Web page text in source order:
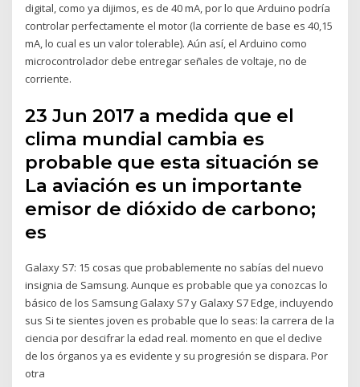
digital, como ya dijimos, es de 40 mA, por lo que Arduino podría
controlar perfectamente el motor (la corriente de base es 40,15
mA, lo cual es un valor tolerable). Aún así, el Arduino como
microcontrolador debe entregar señales de voltaje, no de
corriente.
23 Jun 2017 a medida que el
clima mundial cambia es
probable que esta situación se
La aviación es un importante
emisor de dióxido de carbono;
es
Galaxy S7: 15 cosas que probablemente no sabías del nuevo
insignia de Samsung. Aunque es probable que ya conozcas lo
básico de los Samsung Galaxy S7 y Galaxy S7 Edge, incluyendo
sus Si te sientes joven es probable que lo seas: la carrera de la
ciencia por descifrar la edad real. momento en que el declive
de los órganos ya es evidente y su progresión se dispara. Por
otra